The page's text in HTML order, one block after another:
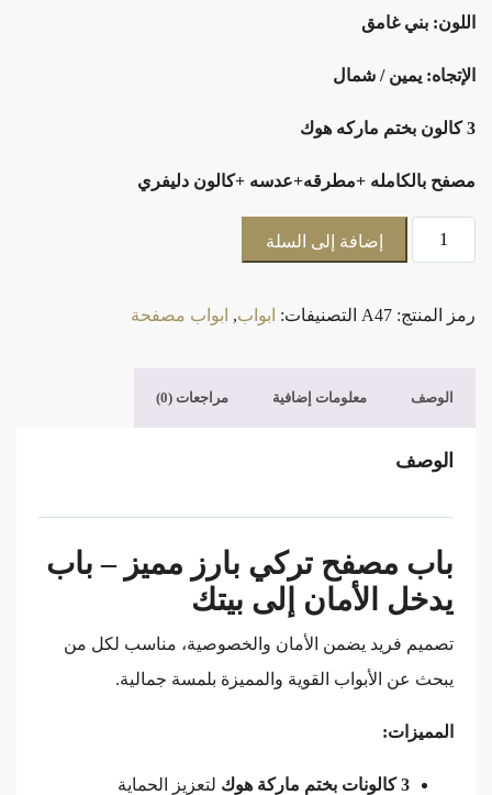
اللون: بني غامق
الإتجاه: يمين / شمال
3 كالون بختم ماركه هوك
مصفح بالكامله +مطرقه+عدسه +كالون دليفري
إضافة إلى السلة
رمز المنتج: A47 التصنيفات: ابواب, ابواب مصفحة
الوصف معلومات إضافية مراجعات (0)
الوصف
باب مصفح تركي بارز مميز – باب
يدخل الأمان إلى بيتك
تصميم فريد يضمن الأمان والخصوصية، مناسب لكل من
يبحث عن الأبواب القوية والمميزة بلمسة جمالية.
المميزات:
3 كالونات بختم ماركة هوك لتعزيز الحماية